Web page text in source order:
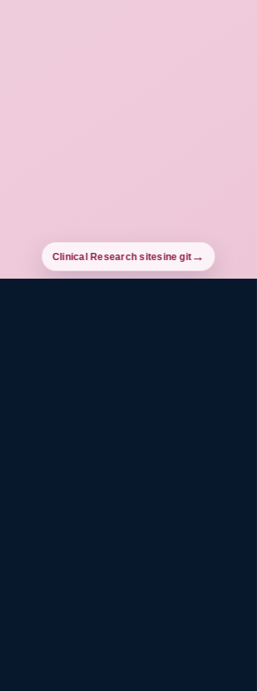
Clinical Research sitesine git